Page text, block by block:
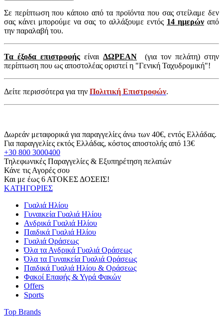
Σε περίπτωση που κάποιο από τα προϊόντα που σας στείλαμε δεν
σας κάνει μπορούμε να σας το αλλάξουμε εντός 14 ημερώναπό
την παραλαβή του.
Τα έξοδα επιστροφής είναι ΔΩΡΕΑΝ (για τον πελάτη) στην
περίπτωση που ως αποστολέας οριστεί η "Γενική Ταχυδρομική"!
Δείτε περισσότερα για την Πολιτική Επιστροφών.
Δωρεάν μεταφορικά για παραγγελίες άνω των 40€, εντός Ελλάδας.
Για παραγγελίες εκτός Ελλάδας, κόστος αποστολής από 13€
+30 800 3000400
Τηλεφωνικές Παραγγελίες & Εξυπηρέτηση πελατών
Κάνε τις Αγορές σου
Και με έως 6 ΑΤΟΚΕΣ ΔΟΣΕΙΣ!
ΚΑΤΗΓΟΡΙΕΣ
Γυαλιά Ηλίου
Γυναικεία Γυαλιά Ηλίου
Ανδρικά Γυαλιά Ηλίου
Παιδικά Γυαλιά Ηλίου
Γυαλιά Οράσεως
Όλα τα Ανδρικά Γυαλιά Οράσεως
Όλα τα Γυναικεία Γυαλιά Οράσεως
Παιδικά Γυαλιά Ηλίου & Οράσεως
Φακοί Επαφής & Υγρά Φακών
Offers
Sports
Top Brands